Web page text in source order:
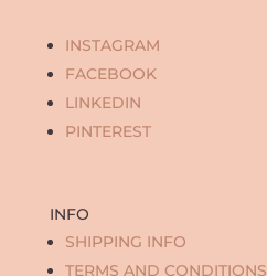
INSTAGRAM
FACEBOOK
LINKEDIN
PINTEREST
INFO
SHIPPING INFO
TERMS AND CONDITIONS